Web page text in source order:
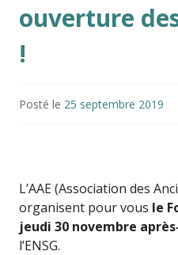
ouverture
!
Posté le 25 septembre 2019
L’AAE (Association des
organisent pour vous le
jeudi 30 novembre
l’ENSG.